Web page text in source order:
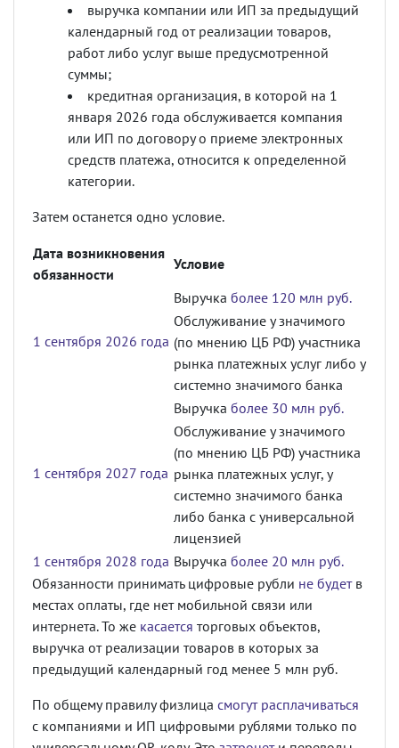
выручка компании или ИП за предыдущий
календарный год от реализации товаров,
работ либо услуг выше предусмотренной
суммы;
кредитная организация, в которой на 1
января 2026 года обслуживается компания
или ИП по договору о приеме электронных
средств платежа, относится к определенной
категории.
Затем останется одно условие.
Дата возникновения
обязанности
Условие
1 сентября 2026 года
Выручка более 120 млн руб.
Обслуживание у значимого
(по мнению ЦБ РФ) участника
рынка платежных услуг либо у
системно значимого банка
1 сентября 2027 года
Выручка более 30 млн руб.
Обслуживание у значимого
(по мнению ЦБ РФ) участника
рынка платежных услуг, у
системно значимого банка
либо банка с универсальной
лицензией
1 сентября 2028 года Выручка более 20 млн руб.
Обязанности принимать цифровые рубли не будетв
местах оплаты, где нет мобильной связи или
интернета. То же касается торговых объектов,
выручка от реализации товаров в которых за
предыдущий календарный год менее 5 млн руб.
По общему правилу физлица смогут расплачиваться
с компаниями и ИП цифровыми рублями только по